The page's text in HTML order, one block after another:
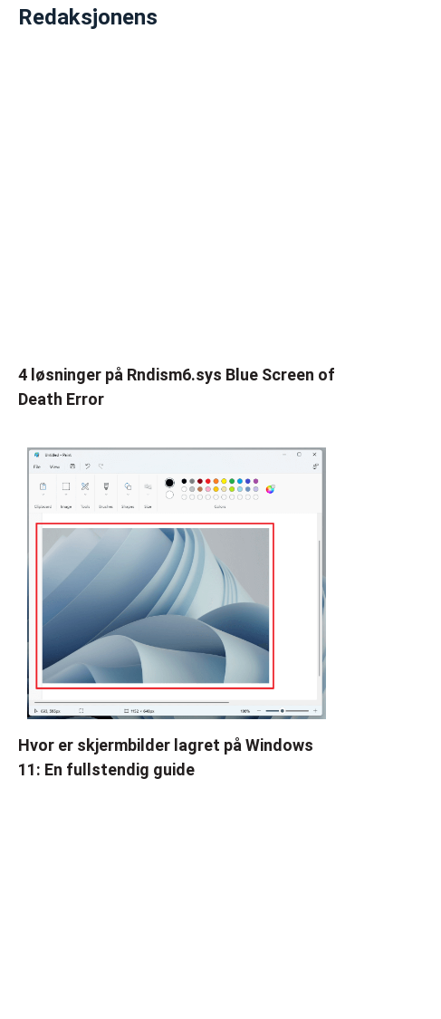
Redaksjonens
4 løsninger på Rndism6.sys Blue Screen of
Death Error
Hvor er skjermbilder lagret på Windows
11: En fullstendig guide